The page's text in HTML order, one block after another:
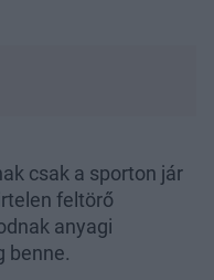
csak a sporton jár
feltörő
anyagi
benne.